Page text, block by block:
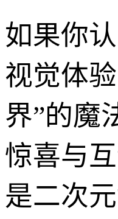
如果你
视觉体
界”的魔
惊喜与
是二次